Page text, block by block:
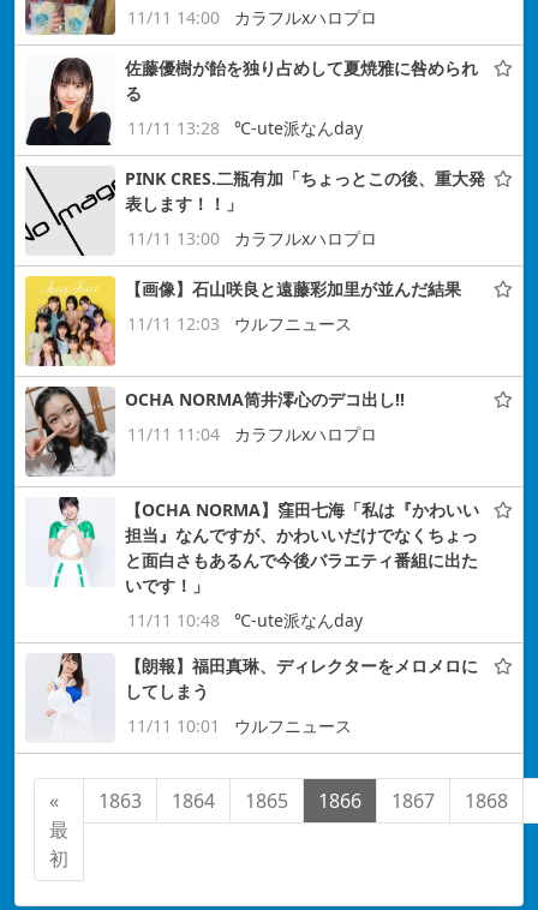
11/11 14:00
カラフルxハロプロ
佐藤優樹が飴を独り占めして夏焼雅に咎められ
る
11/11 13:28
℃-ute派なんday
PINK CRES.二瓶有加「ちょっとこの後、重大発
表します！！」
11/11 13:00
カラフルxハロプロ
【画像】石山咲良と遠藤彩加里が並んだ結果
11/11 12:03
ウルフニュース
OCHA NORMA筒井澪心のデコ出し!!
11/11 11:04
カラフルxハロプロ
【OCHA NORMA】窪田七海「私は『かわいい
担当』なんですが、かわいいだけでなくちょっ
と面白さもあるんで今後バラエティ番組に出た
いです！」
11/11 10:48
℃-ute派なんday
【朗報】福田真琳、ディレクターをメロメロに
してしまう
11/11 10:01
ウルフニュース
«
最
初
1863 1864 1865 1866 1867 1868